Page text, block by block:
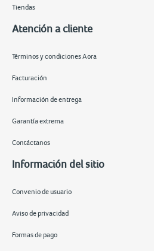
Tiendas
Atención a cliente
Términos y condiciones Aora
Facturación
Información de entrega
Garantía extrema
Contáctanos
Información del sitio
Convenio de usuario
Aviso de privacidad
Formas de pago